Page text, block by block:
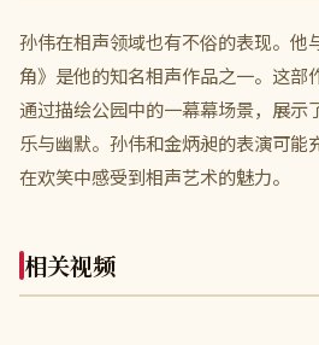
孙伟在相声领域也有不俗的表现。他
角》是他的知名相声作品之一。这部
通过描绘公园中的一幕幕场景，展示
乐与幽默。孙伟和金炳昶的表演可能
在欢笑中感受到相声艺术的魅力。
相关视频